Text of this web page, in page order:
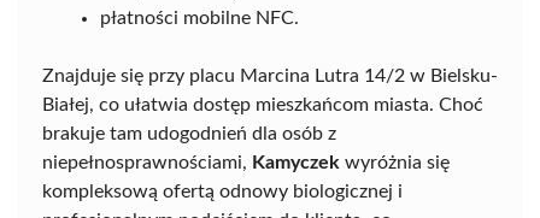
płatności mobilne NFC.
Znajduje się przy placu Marcina Lutra 14/2 w Bielsku-
Białej, co ułatwia dostęp mieszkańcom miasta. Choć
brakuje tam udogodnień dla osób z
niepełnosprawnościami, Kamyczek wyróżnia się
kompleksową ofertą odnowy biologicznej i